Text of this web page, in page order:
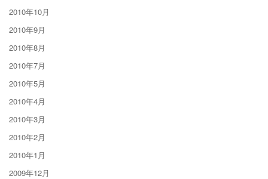
2010年10月
2010年9月
2010年8月
2010年7月
2010年5月
2010年4月
2010年3月
2010年2月
2010年1月
2009年12月